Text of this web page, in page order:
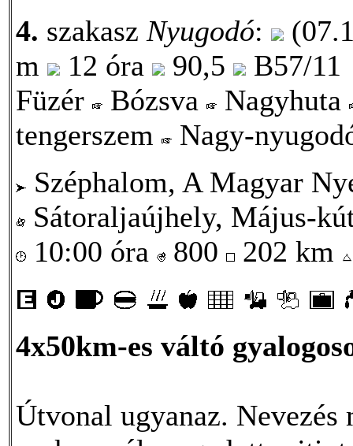
4. szakasz Nyugodó:
m
12 óra 90,5
B57/11
Füzér
Bózsva
Nagyhuta
tengerszem
Nagy-
Széphalom, A Magyar
Sátoraljaújhely, Május-
10:00 óra
800 202 km
4x50km-es váltó
Útvonal ugyanaz. Nevezés